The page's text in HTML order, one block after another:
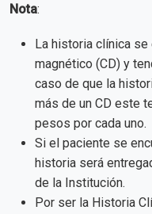
Nota:
La historia clínica se
magnético (CD) y
caso de que la
más de un CD este
pesos por cada uno.
Si el paciente se
historia será
de la Institución.
Por ser la Historia